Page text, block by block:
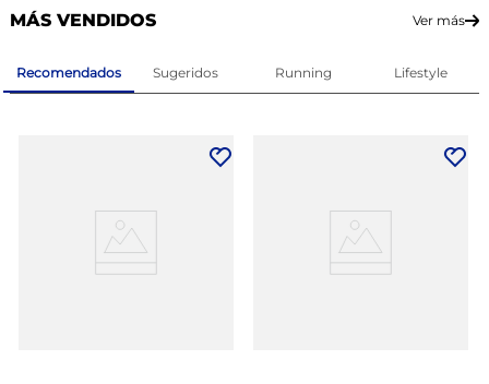
MÁS VENDIDOS Ver más
Recomendados Sugeridos Running Lifestyle